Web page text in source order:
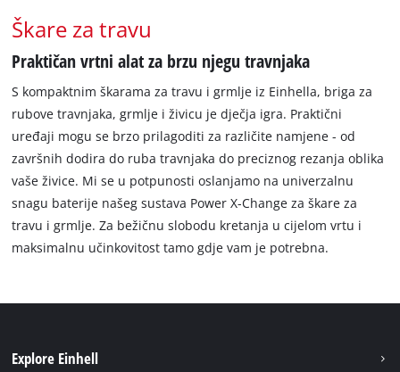
Škare za travu
Praktičan vrtni alat za brzu njegu travnjaka
S kompaktnim škarama za travu i grmlje iz Einhella, briga za
rubove travnjaka, grmlje i živicu je dječja igra. Praktični
uređaji mogu se brzo prilagoditi za različite namjene - od
završnih dodira do ruba travnjaka do preciznog rezanja oblika
vaše živice. Mi se u potpunosti oslanjamo na univerzalnu
snagu baterije našeg sustava Power X-Change za škare za
travu i grmlje. Za bežičnu slobodu kretanja u cijelom vrtu i
maksimalnu učinkovitost tamo gdje vam je potrebna.
Explore Einhell